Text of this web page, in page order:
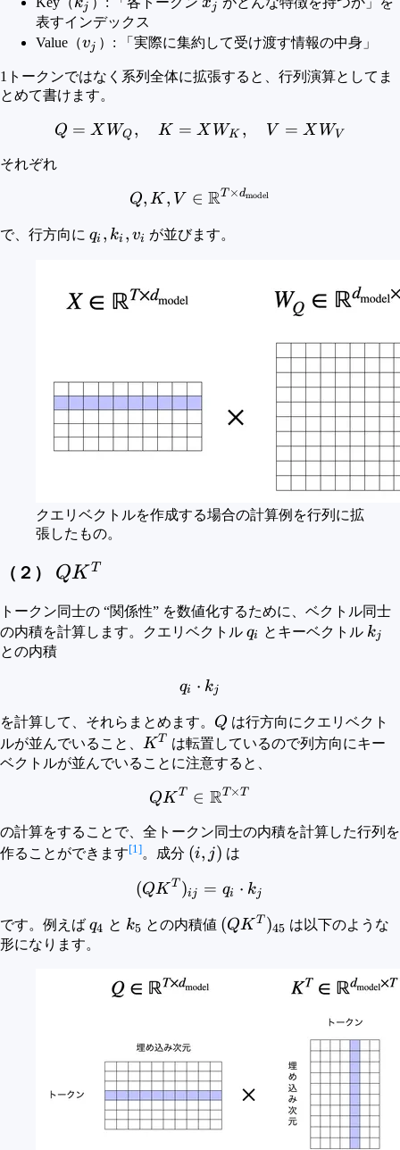
j j
表すインデックス
Value（v_j
vj ）: 「実際に集約して受け渡す情報の中身」
1トークンではなく系列全体に拡張すると、行列演算としてま
とめて書けます。
Q = XW_Q,\quad K =
Q = X WQ , K = X WK , V = X WV
それぞれ
Q, K, V \in
Q, K , V ∈ RT ×dmodel
で、行方向に q_i,
qi , ki , vi が並びます。
クエリベクトルを作成する場合の計算例を行列に拡
張したもの。
（２） QK^T
QK T
トークン同士の “関係性” を数値化するために、ベクトル同士
の内積を計算します。クエリベクトル q_i
qi とキーベクトル k_j
kj
との内積
q_i \cdot k_j
qi ⋅ kj
を計算して、それらまとめます。 Q
Q は行方向にクエリベクト
ルが並んでいること、 K^T
KT は転置しているので列方向にキー
ベクトルが並んでいることに注意すると、
QK^T \in
QK T ∈ RT×T
の計算をすることで、全トークン同士の内積を計算した行列を
作ることができます[1]。成分 (i,
(i, j) は
(QK^T)_{ij} = q_i \cdot
(QK T )ij = qi ⋅ kj
です。例えば q_4
q4 と k_5
k5 との内積値 (QK^T)_{45}
(QK T )45 は以下のような
形になります。